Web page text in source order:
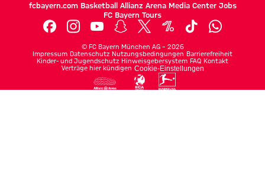
fcbayern.com Basketball Allianz Arena Media Center Jobs
FC Bayern Tours
© FC Bayern München AG – 2026
Impressum Datenschutz Nutzungsbedingungen Barrierefreiheit
Kinder- und Jugendschutz Hinweisgebersystem FAQ Kontakt
Verträge hier kündigen Cookie-Einstellungen